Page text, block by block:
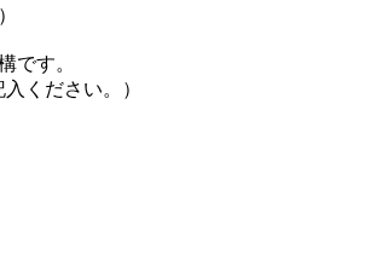
です。
にご記入ください。）